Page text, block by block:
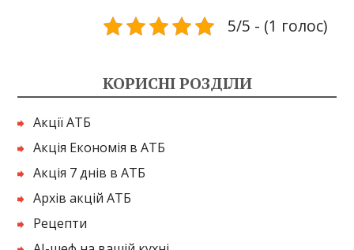
5/5 - (1 голос)
КОРИСНІ РОЗДІЛИ
Акції АТБ
Акція Економія в АТБ
Акція 7 днів в АТБ
Архів акцій АТБ
Рецепти